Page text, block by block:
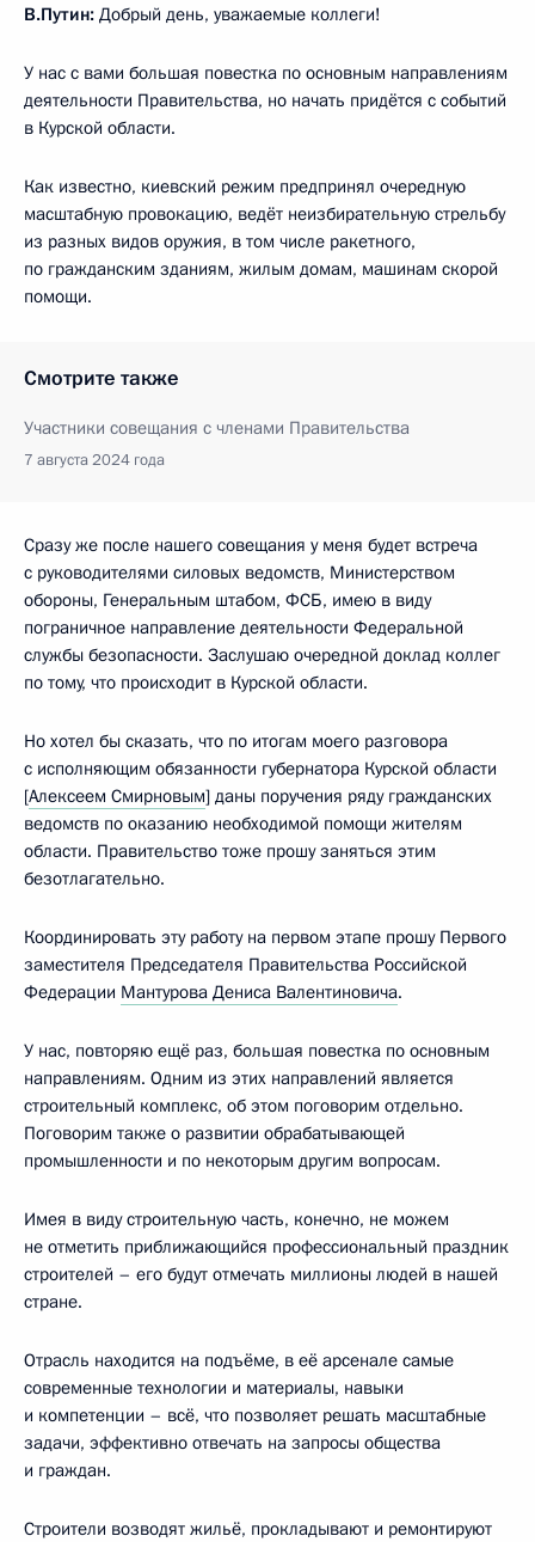
В.Путин: Добрый день, уважаемые коллеги!
У нас с вами большая повестка по основным направлениям
деятельности Правительства, но начать придётся с событий
в Курской области.
Как известно, киевский режим предпринял очередную
масштабную провокацию, ведёт неизбирательную стрельбу
из разных видов оружия, в том числе ракетного,
по гражданским зданиям, жилым домам, машинам скорой
помощи.
Смотрите также
Участники совещания с членами Правительства
7 августа 2024 года
Сразу же после нашего совещания у меня будет встреча
с руководителями силовых ведомств, Министерством
обороны, Генеральным штабом, ФСБ, имею в виду
пограничное направление деятельности Федеральной
службы безопасности. Заслушаю очередной доклад коллег
по тому, что происходит в Курской области.
Но хотел бы сказать, что по итогам моего разговора
с исполняющим обязанности губернатора Курской области
[Алексеем Смирновым] даны поручения ряду гражданских
ведомств по оказанию необходимой помощи жителям
области. Правительство тоже прошу заняться этим
безотлагательно.
Координировать эту работу на первом этапе прошу Первого
заместителя Председателя Правительства Российской
Федерации Мантурова Дениса Валентиновича.
У нас, повторяю ещё раз, большая повестка по основным
направлениям. Одним из этих направлений является
строительный комплекс, об этом поговорим отдельно.
Поговорим также о развитии обрабатывающей
промышленности и по некоторым другим вопросам.
Имея в виду строительную часть, конечно, не можем
не отметить приближающийся профессиональный праздник
строителей – его будут отмечать миллионы людей в нашей
стране.
Отрасль находится на подъёме, в её арсенале самые
современные технологии и материалы, навыки
и компетенции – всё, что позволяет решать масштабные
задачи, эффективно отвечать на запросы общества
и граждан.
Строители возводят жильё, прокладывают и ремонтируют